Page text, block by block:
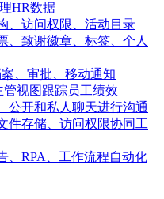
HR数据
、访问权限、活动目录
、致谢徽章、标签、个人
、审批、移动通知
视图跟踪员工绩效
公开和私人聊天进行沟通
件存储、访问权限协同工
、RPA、工作流程自动化